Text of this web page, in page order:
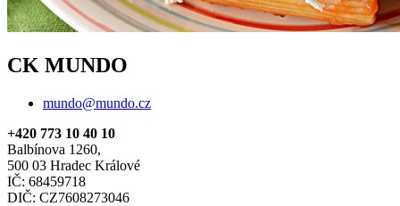
CK MUNDO
mundo@mundo.cz
+420 773 10 40 10
Balbínova 1260,
500 03 Hradec Králové
IČ: 68459718
DIČ: CZ7608273046